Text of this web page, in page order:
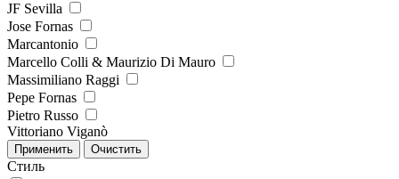
JF Sevilla
Jose Fornas
Marcantonio
Marcello Colli & Maurizio Di Mauro
Massimiliano Raggi
Pepe Fornas
Pietro Russo
Vittoriano Viganò
Стиль